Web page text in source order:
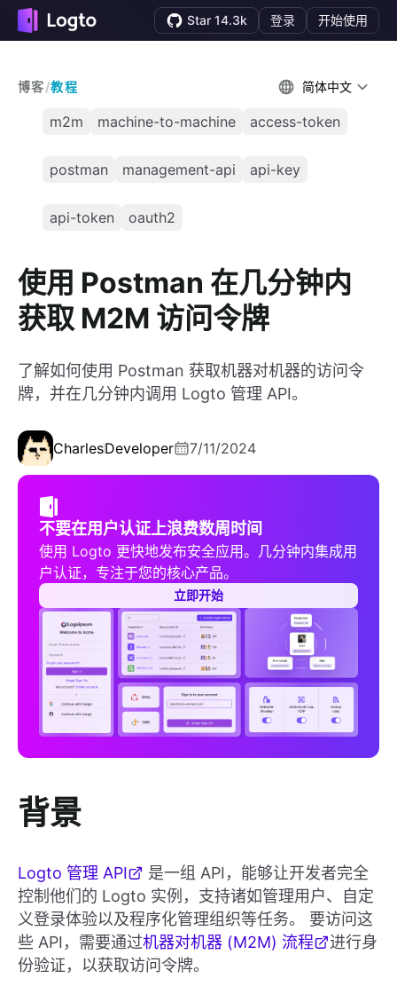
Star 14.3k 登录 开始使用
博客/教程 简体中文
m2m machine-to-machine access-token
postman management-api api-key
api-token oauth2
使用 Postman 在几分钟内
获取 M2M 访问令牌
了解如何使用 Postman 获取机器对机器的访问令
牌，并在几分钟内调用 Logto 管理 API。
CharlesDeveloper 7/11/2024
不要在用户认证上浪费数周时间
使用 Logto 更快地发布安全应用。几分钟内集成用
户认证，专注于您的核心产品。
立即开始
背景
Logto 管理 API
是一组 API，能够让开发者完全
控制他们的 Logto 实例，支持诸如管理用户、自定
义登录体验以及程序化管理组织等任务。 要访问这
些 API，需要通过机器对机器 (M2M) 流程
进行身
份验证，以获取访问令牌。